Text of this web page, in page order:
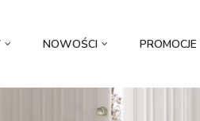
NOWOŚCI PROMOCJE